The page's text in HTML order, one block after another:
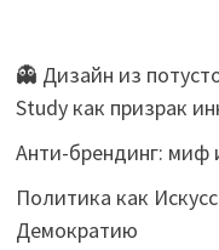
👻 Дизайн из
Study как призрак
Анти-брендинг: миф
Политика как
Демократию